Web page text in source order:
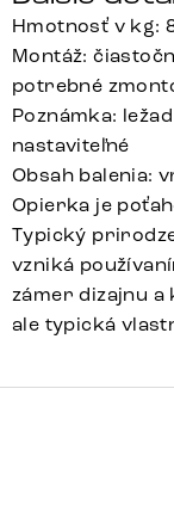
Hmotnosť v kg:
Montáž:
potrebné
Poznámka:
nastaviteľné
Obsah balenia:
Opierka je
Typický
vzniká
zámer dizajnu a
ale typická